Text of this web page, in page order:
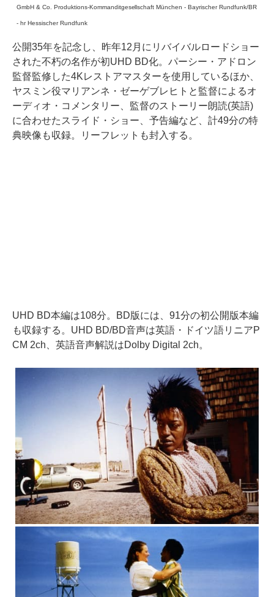
GmbH & Co. Produktions-Kommanditgesellschaft München - Bayrischer Rundfunk/BR
- hr Hessischer Rundfunk
公開35年を記念し、昨年12月にリバイバルロードショー
された不朽の名作が初UHD BD化。パーシー・アドロン
監督監修した4Kレストアマスターを使用しているほか、
ヤスミン役マリアンネ・ゼーゲブレヒトと監督によるオ
ーディオ・コメンタリー、監督のストーリー朗読(英語)
に合わせたスライド・ショー、予告編など、計49分の特
典映像も収録。リーフレットも封入する。
UHD BD本編は108分。BD版には、91分の初公開版本編
も収録する。UHD BD/BD音声は英語・ドイツ語リニアP
CM 2ch、英語音声解説はDolby Digital 2ch。